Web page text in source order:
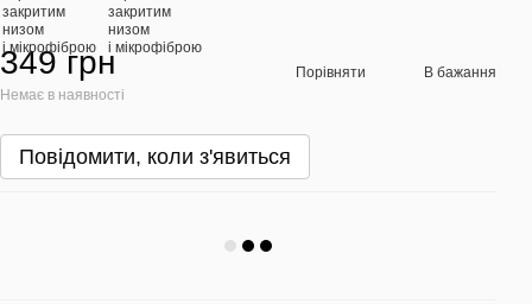
349 грн
Немає в наявності
Порівняти В бажання
Повідомити, коли з'явиться